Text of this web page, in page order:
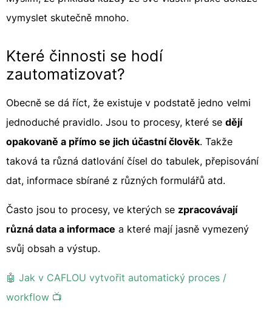
vymyslet skutečně mnoho.
Které činnosti se hodí
zautomatizovat?
Obecně se dá říct, že existuje v podstatě jedno velmi
jednoduché pravidlo. Jsou to procesy, které se dějí
opakovaně a přímo se jich účastní člověk. Takže
taková ta různá datlování čísel do tabulek, přepisování
dat, informace sbírané z různých formulářů atd.
Často jsou to procesy, ve kterých se zpracovávají
různá data a informace a které mají jasně vymezený
svůj obsah a výstup.
🤖 Jak v CAFLOU vytvořit automatický proces /
workflow 📺